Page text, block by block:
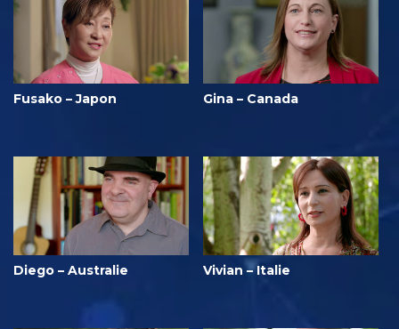
Fusako – Japon Gina – Canada
Diego – Australie Vivian – Italie